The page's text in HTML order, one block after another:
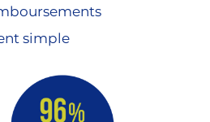
simple